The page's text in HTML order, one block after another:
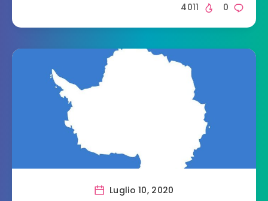
0
4011
Luglio 10, 2020